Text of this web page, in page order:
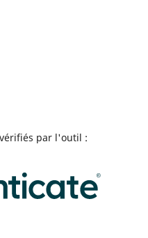
par l'outil :